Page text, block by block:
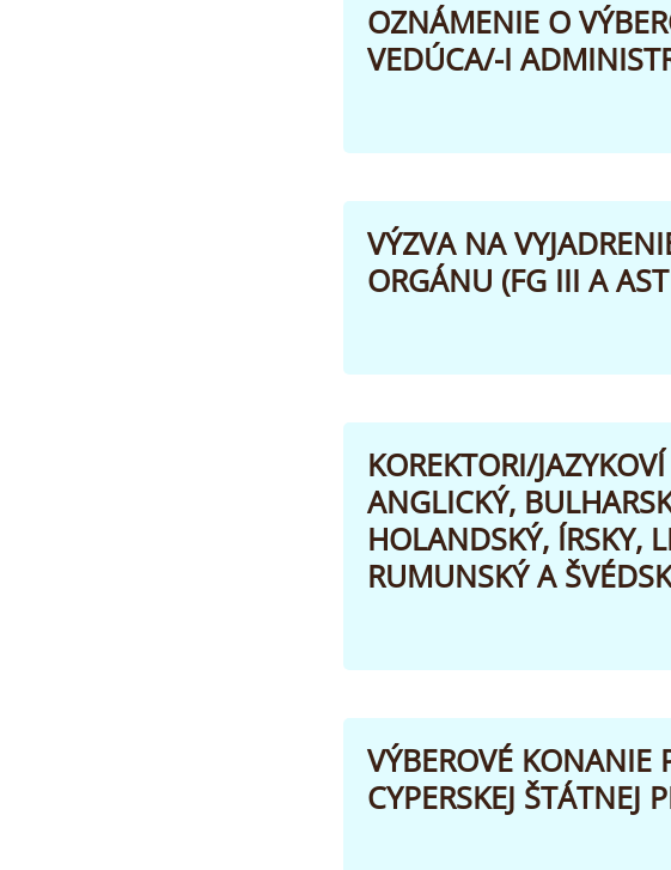
OZNÁMENIE O
VEDÚCA/-I
VÝZVA NA
ORGÁNU (FG III A
KOREKTORI/
ANGLICKÝ,
HOLANDSKÝ, ÍRSKY,
RUMUNSKÝ A
VÝBEROVÉ
CYPERSKEJ ŠTÁTNEJ